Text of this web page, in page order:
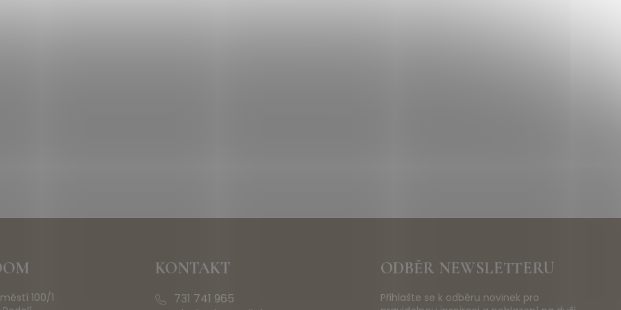
100/1
KONTAKT
731 741 965
ODBĚR NEWSLETTERU
Přihlašte se k odběru novinek pro